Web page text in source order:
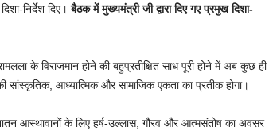
निर्देश दिए।बैठक में मुख्यमंत्री जी द्वारा दिए गए प्रमुख दिशा-
के विराजमान होने की बहुप्रतीक्षित साध पूरी होने में अब कुछ ही
सांस्कृतिक, आध्यात्मिक और सामाजिक एकता का प्रतीक होगा।
आस्थावानों के लिए हर्ष-उल्लास, गौरव और आत्मसंतोष का अवसर